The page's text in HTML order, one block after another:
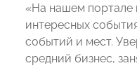
«На нашем портале
интересных
событий и мест.
средний бизнес,